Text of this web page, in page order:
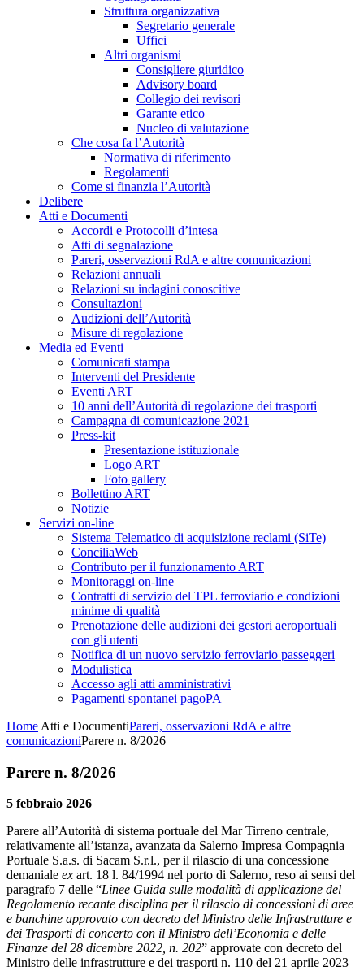
Struttura organizzativa
Segretario generale
Uffici
Altri organismi
Consigliere giuridico
Advisory board
Collegio dei revisori
Garante etico
Nucleo di valutazione
Che cosa fa l’Autorità
Normativa di riferimento
Regolamenti
Come si finanzia l’Autorità
Delibere
Atti e Documenti
Accordi e Protocolli d’intesa
Atti di segnalazione
Pareri, osservazioni RdA e altre comunicazioni
Relazioni annuali
Relazioni su indagini conoscitive
Consultazioni
Audizioni dell’Autorità
Misure di regolazione
Media ed Eventi
Comunicati stampa
Interventi del Presidente
Eventi ART
10 anni dell’Autorità di regolazione dei trasporti
Campagna di comunicazione 2021
Press-kit
Presentazione istituzionale
Logo ART
Foto gallery
Bollettino ART
Notizie
Servizi on-line
Sistema Telematico di acquisizione reclami (SiTe)
ConciliaWeb
Contributo per il funzionamento ART
Monitoraggi on-line
Contratti di servizio del TPL ferroviario e condizioni
minime di qualità
Prenotazione delle audizioni dei gestori aeroportuali
con gli utenti
Notifica di un nuovo servizio ferroviario passeggeri
Modulistica
Accesso agli atti amministrativi
Pagamenti spontanei pagoPA
Home Atti e DocumentiPareri, osservazioni RdA e altre
comunicazioniParere n. 8/2026
Parere n. 8/2026
5 febbraio 2026
Parere all’Autorità di sistema portuale del Mar Tirreno centrale,
relativamente all’istanza, avanzata da Salerno Impresa Compagnia
Portuale S.a.s. di Sacam S.r.l., per il rilascio di una concessione
demaniale ex art. 18 l. 84/1994 nel porto di Salerno, reso ai sensi del
paragrafo 7 delle “Linee Guida sulle modalità di applicazione del
Regolamento recante disciplina per il rilascio di concessioni di aree
e banchine approvato con decreto del Ministro delle Infrastrutture e
dei Trasporti di concerto con il Ministro dell’Economia e delle
Finanze del 28 dicembre 2022, n. 202” approvate con decreto del
Ministro delle infrastrutture e dei trasporti n. 110 del 21 aprile 2023